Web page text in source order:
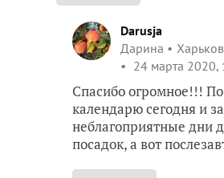
Darusja
Дарина
Харьков
24 марта 2020,
Спасибо огромное!!!
календарю сегодня и
неблагоприятные дни
посадок, а вот